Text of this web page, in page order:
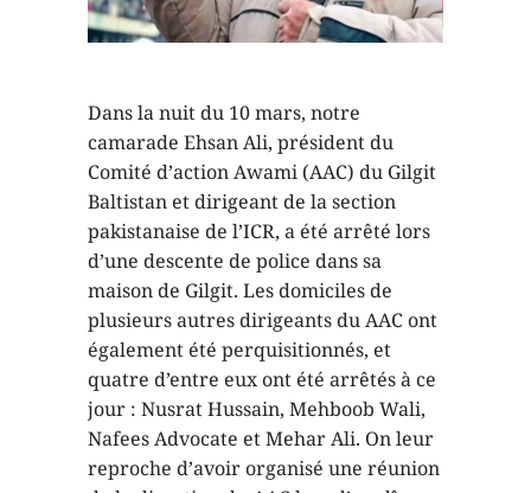
Dans la nuit du 10 mars, notre
camarade Ehsan Ali, président du
Comité d’action Awami (AAC) du Gilgit
Baltistan et dirigeant de la section
pakistanaise de l’ICR, a été arrêté lors
d’une descente de police dans sa
maison de Gilgit. Les domiciles de
plusieurs autres dirigeants du AAC ont
également été perquisitionnés, et
quatre d’entre eux ont été arrêtés à ce
jour : Nusrat Hussain, Mehboob Wali,
Nafees Advocate et Mehar Ali. On leur
reproche d’avoir organisé une réunion